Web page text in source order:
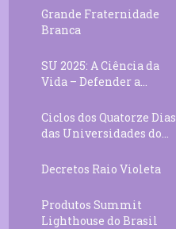
Grande Fraternidade
Branca
SU 2025: A Ciência da
Vida – Defender a...
Ciclos dos Quatorze Dias
das Universidades do...
Decretos Raio Violeta
Produtos Summit
Lighthouse do Brasil